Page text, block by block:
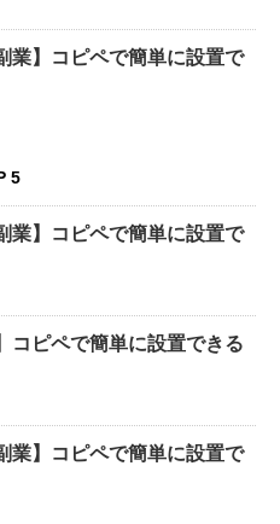
業】コピペで簡単に設置で
5
業】コピペで簡単に設置で
コピペで簡単に設置できる
業】コピペで簡単に設置で